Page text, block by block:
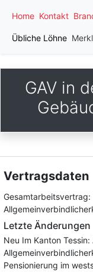
Home Kontakt
Übliche Löhne
GAV in
Vertragsdaten
Gesamtarbeitsvertrag:
Letzte Änderungen
Neu Im Kanton
Pensionierung im